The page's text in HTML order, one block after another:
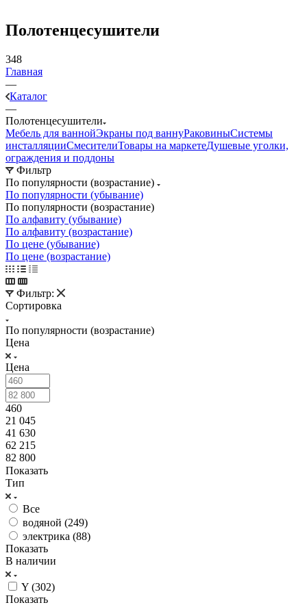
Полотенцесушители
348
Главная
—
Каталог
—
Полотенцесушители
Мебель для ваннойЭкраны под ваннуРаковиныСистемы
инсталляцииСмесителиТовары на маркетеДушевые уголки,
ограждения и поддоны
Фильтр
По популярности (возрастание)
По популярности (убывание)
По популярности (возрастание)
По алфавиту (убывание)
По алфавиту (возрастание)
По цене (убывание)
По цене (возрастание)
Фильтр:
Сортировка
По популярности (возрастание)
Цена
Цена
460
21 045
41 630
62 215
82 800
Показать
Тип
Все
водяной (249)
электрика (88)
Показать
В наличии
Y (302)
Показать